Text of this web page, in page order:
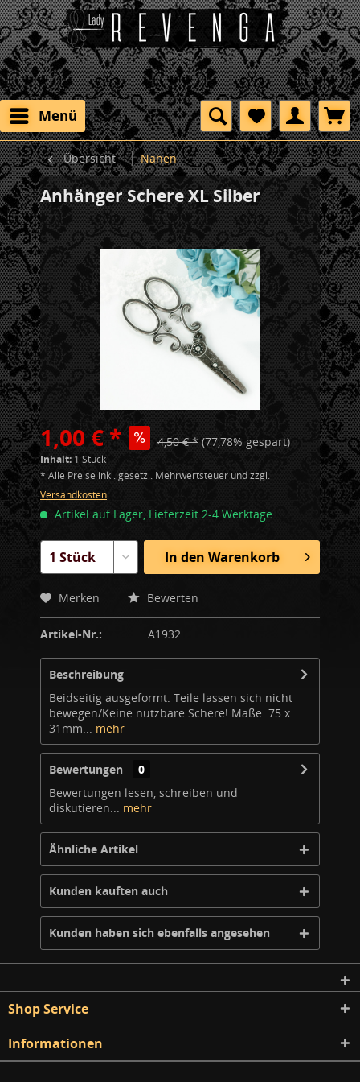
Menü
Übersicht Nähen
Anhänger Schere XL Silber
1,00 € * 4,50 € * (77,78% gespart)
Inhalt: 1 Stück
* Alle Preise inkl. gesetzl. Mehrwertsteuer und zzgl.
Versandkosten
Artikel auf Lager, Lieferzeit 2-4 Werktage
In den Warenkorb
Merken Bewerten
Artikel-Nr.: A1932
Beschreibung
Beidseitig ausgeformt. Teile lassen sich nicht
bewegen/Keine nutzbare Schere! Maße: 75 x
31mm... mehr
Bewertungen
0
Bewertungen lesen, schreiben und
diskutieren... mehr
Ähnliche Artikel
Kunden kauften auch
Kunden haben sich ebenfalls angesehen
Shop Service
Informationen